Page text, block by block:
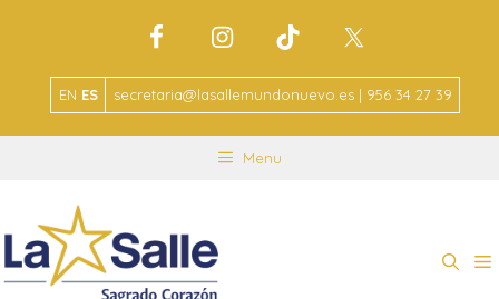
EN ES secretaria@lasallemundonuevo.es | 956 34 27 39
Menu